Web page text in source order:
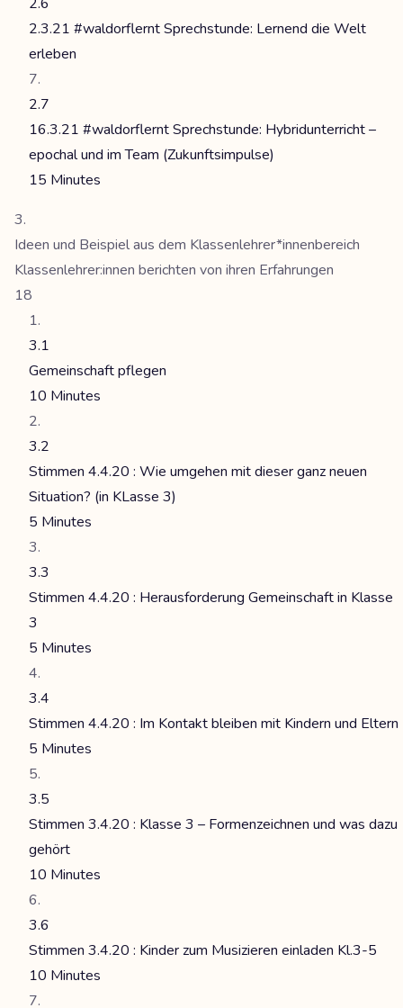
2.3.21 #waldorflernt Sprechstunde: Lernend die Welt
erleben
2.7
16.3.21 #waldorflernt Sprechstunde: Hybridunterricht –
epochal und im Team (Zukunftsimpulse)
15 Minutes
Ideen und Beispiel aus dem Klassenlehrer*innenbereich
Klassenlehrer:innen berichten von ihren Erfahrungen
18
3.1
Gemeinschaft pflegen
10 Minutes
3.2
Stimmen 4.4.20 : Wie umgehen mit dieser ganz neuen
Situation? (in KLasse 3)
5 Minutes
3.3
Stimmen 4.4.20 : Herausforderung Gemeinschaft in Klasse
3
5 Minutes
3.4
Stimmen 4.4.20 : Im Kontakt bleiben mit Kindern und Eltern
5 Minutes
3.5
Stimmen 3.4.20 : Klasse 3 – Formenzeichnen und was dazu
gehört
10 Minutes
3.6
Stimmen 3.4.20 : Kinder zum Musizieren einladen Kl.3-5
10 Minutes